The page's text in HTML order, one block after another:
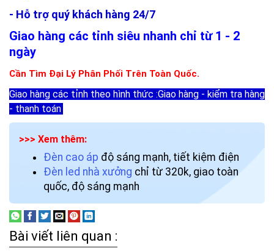
- Hỗ trợ quý khách hàng 24/7
Giao hàng các tỉnh siêu nhanh chỉ từ 1 - 2
ngày
Cần Tìm Đại Lý Phân Phối Trên Toàn Quốc.
Giao hàng các tỉnh theo hình thức :Giao hàng - kiểm tra hàng
- thanh toán.
>>> Xem thêm:
Đèn cao áp độ sáng mạnh, tiết kiệm điện
Đèn led nhà xưởng chỉ từ 320k, giao toàn
quốc, độ sáng mạnh
Bài viết liên quan :